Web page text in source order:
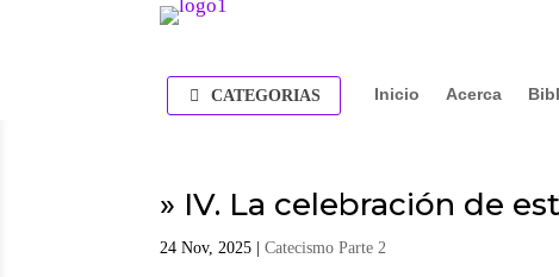
CATEGORIAS Inicio Acerca
» IV. La celebración de
24 Nov, 2025 |Catecismo Parte 2